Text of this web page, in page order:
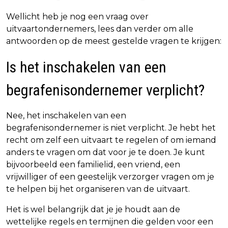
Wellicht heb je nog een vraag over
uitvaartondernemers, lees dan verder om alle
antwoorden op de meest gestelde vragen te krijgen:
Is het inschakelen van een
begrafenisondernemer verplicht?
Nee, het inschakelen van een
begrafenisondernemer is niet verplicht. Je hebt het
recht om zelf een uitvaart te regelen of om iemand
anders te vragen om dat voor je te doen. Je kunt
bijvoorbeeld een familielid, een vriend, een
vrijwilliger of een geestelijk verzorger vragen om je
te helpen bij het organiseren van de uitvaart.
Het is wel belangrijk dat je je houdt aan de
wettelijke regels en termijnen die gelden voor een